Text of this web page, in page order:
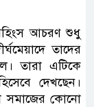
সহিংস আচরণ শুধু
তাদের
তারা এটিকে
দেখছেন।
সমাজের কোনো